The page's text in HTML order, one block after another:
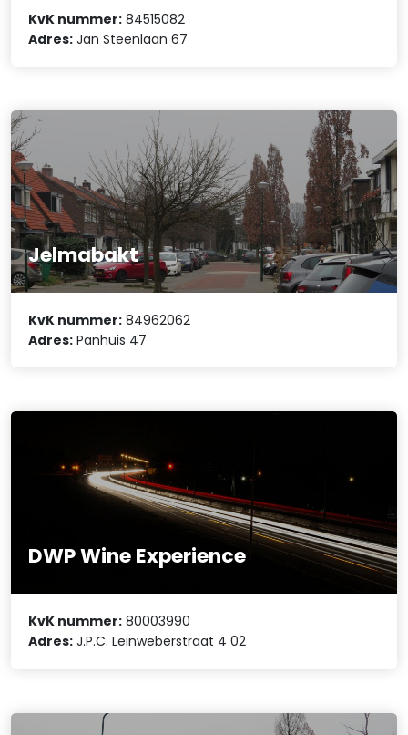
KvK nummer: 84515082
Adres: Jan Steenlaan 67
Jelmabakt
KvK nummer: 84962062
Adres: Panhuis 47
DWP Wine Experience
KvK nummer: 80003990
Adres: J.P.C. Leinweberstraat 4 02